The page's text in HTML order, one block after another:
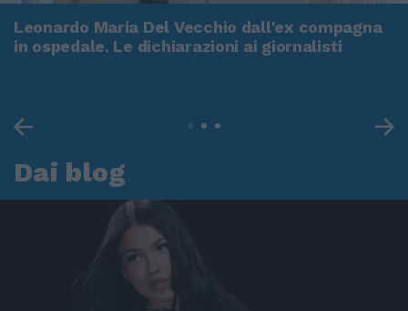
Leonardo Maria Del Vecchio dall'ex compagna
in ospedale. Le dichiarazioni ai giornalisti
Dai blog